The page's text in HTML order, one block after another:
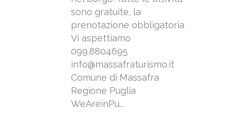
sono gratuite, la
prenotazione obbligatoria
Vi aspettiamo
099.8804695
info@massafraturismo.it
Comune di Massafra
Regione Puglia
WeAreinPu...